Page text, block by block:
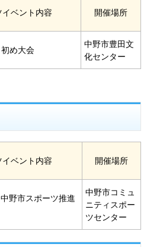
イベント内容 開催場所
め大会
中野市豊田文
化センター
イベント内容 開催場所
野市スポーツ推進
中野市コミュ
ニティスポー
ツセンター